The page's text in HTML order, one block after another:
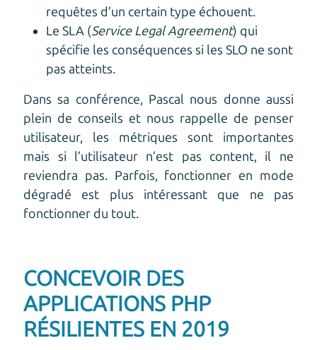
requêtes d’un certain type échouent.
Le SLA (Service Legal Agreement) qui
spécifie les conséquences si les SLO ne sont
pas atteints.
Dans sa conférence, Pascal nous donne aussi
plein de conseils et nous rappelle de penser
utilisateur, les métriques sont importantes
mais si l’utilisateur n’est pas content, il ne
reviendra pas. Parfois, fonctionner en mode
dégradé est plus intéressant que ne pas
fonctionner du tout.
CONCEVOIR DES
APPLICATIONS PHP
RÉSILIENTES EN 2019